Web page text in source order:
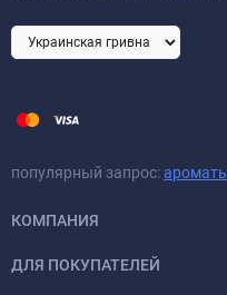
популярный запрос:
КОМПАНИЯ
ДЛЯ ПОКУПАТЕЛЕЙ